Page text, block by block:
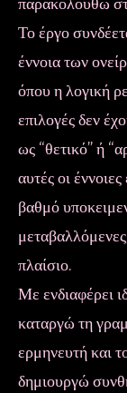
Το έργο
έννοια των
όπου η λογική
επιλογές δεν
ως “θετικό” ή
αυτές οι
βαθμό
πλαίσιο.
Με ενδιαφέρει
καταργώ τη
ερμηνευτή και
δημιουργώ